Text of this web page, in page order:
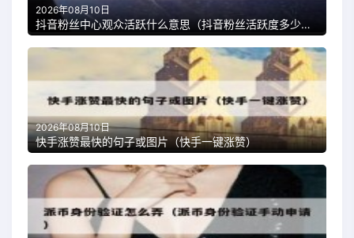
2026年08月10日
抖音粉丝中心观众活跃什么意思（抖音粉丝活跃度多少算正常）
2026年08月10日
快手涨赞最快的句子或图片（快手一键涨赞）